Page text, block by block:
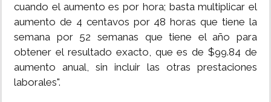
cuando el aumento es por hora; basta multiplicar el
aumento de 4 centavos por 48 horas que tiene la
semana por 52 semanas que tiene el año para
obtener el resultado exacto, que es de $99.84 de
aumento anual, sin incluir las otras prestaciones
laborales".